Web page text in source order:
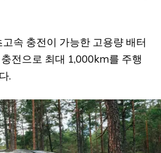
속 충전이 가능한 고용량 배터
전으로 최대 1,000km를 주행
.